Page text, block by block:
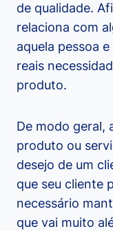
de qualidade.
relaciona com
aquela pessoa
reais
produto.
De modo geral,
produto ou
desejo de um
que seu cliente
necessário
que vai muito